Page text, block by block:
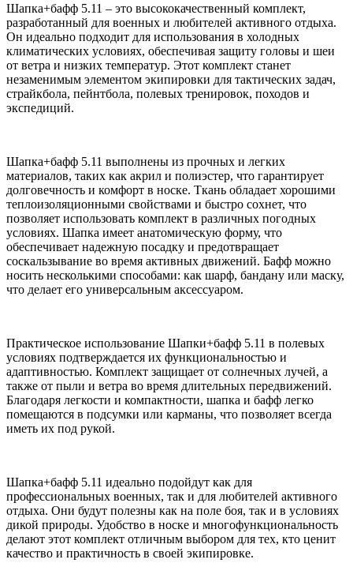
Шапка+бафф 5.11 – это высококачественный комплект,
разработанный для военных и любителей активного отдыха.
Он идеально подходит для использования в холодных
климатических условиях, обеспечивая защиту головы и шеи
от ветра и низких температур. Этот комплект станет
незаменимым элементом экипировки для тактических задач,
страйкбола, пейнтбола, полевых тренировок, походов и
экспедиций.
Шапка+бафф 5.11 выполнены из прочных и легких
материалов, таких как акрил и полиэстер, что гарантирует
долговечность и комфорт в носке. Ткань обладает хорошими
теплоизоляционными свойствами и быстро сохнет, что
позволяет использовать комплект в различных погодных
условиях. Шапка имеет анатомическую форму, что
обеспечивает надежную посадку и предотвращает
соскальзывание во время активных движений. Бафф можно
носить несколькими способами: как шарф, бандану или маску,
что делает его универсальным аксессуаром.
Практическое использование Шапки+бафф 5.11 в полевых
условиях подтверждается их функциональностью и
адаптивностью. Комплект защищает от солнечных лучей, а
также от пыли и ветра во время длительных передвижений.
Благодаря легкости и компактности, шапка и бафф легко
помещаются в подсумки или карманы, что позволяет всегда
иметь их под рукой.
Шапка+бафф 5.11 идеально подойдут как для
профессиональных военных, так и для любителей активного
отдыха. Они будут полезны как на поле боя, так и в условиях
дикой природы. Удобство в носке и многофункциональность
делают этот комплект отличным выбором для тех, кто ценит
качество и практичность в своей экипировке.